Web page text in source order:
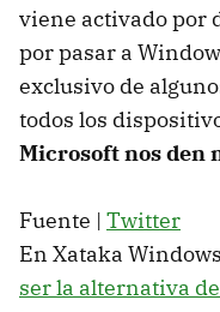
viene activado por
por pasar a
exclusivo de
todos los
Microsoft nos den
Fuente | Twitter
En Xataka
ser la alternativa